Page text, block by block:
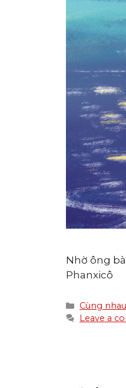
Nhờ ông
Phanxicô
Categories
Cùng
Leave a